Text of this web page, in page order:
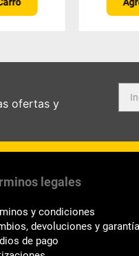
ofertas y
legales
y condiciones
devoluciones y garantía
de pago